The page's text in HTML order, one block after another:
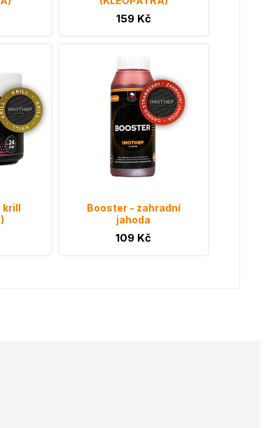
159 Kč
Booster - zahradní
jahoda
109 Kč